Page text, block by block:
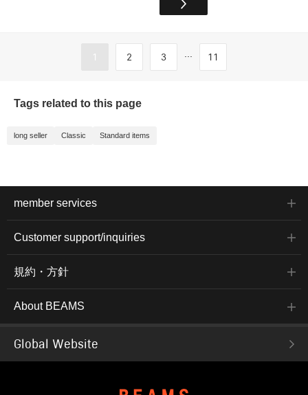
1 2 3 ... 11
Tags related to this page
long seller Classic Standard items
member services
Customer support/inquiries
規約・方針
About BEAMS
Global Website